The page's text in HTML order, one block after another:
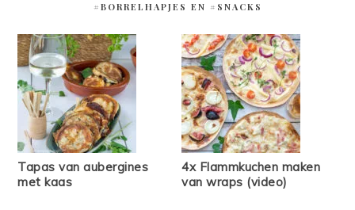
#BORRELHAPJES EN #SNACKS
Tapas van aubergines
met kaas
4x Flammkuchen maken
van wraps (video)